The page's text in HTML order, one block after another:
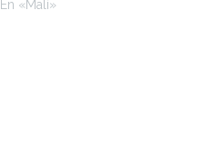
En «Malí»